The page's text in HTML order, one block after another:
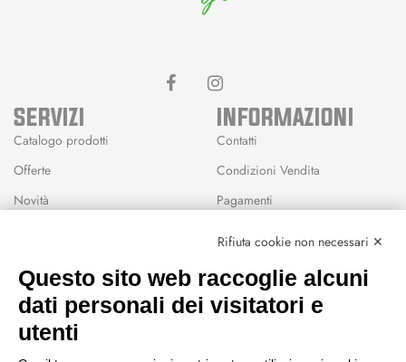
SERVIZI
Catalogo prodotti
Offerte
Novità
Wishlist
INFORMAZIONI
Contatti
Condizioni Vendita
Pagamenti
CEP GREEN
Rifiuta cookie non necessari ✕
Questo sito web raccoglie alcuni
dati personali dei visitatori e
utenti